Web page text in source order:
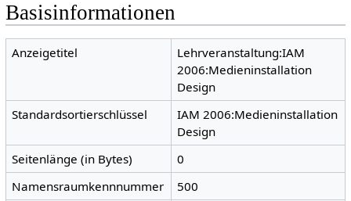
Basisinformationen
Anzeigetitel
Lehrveranstaltung:IAM
2006:Medieninstallation
Design
Standardsortierschlüssel
IAM 2006:Medieninstallation
Design
Seitenlänge (in Bytes)
0
Namensraumkennnummer
500